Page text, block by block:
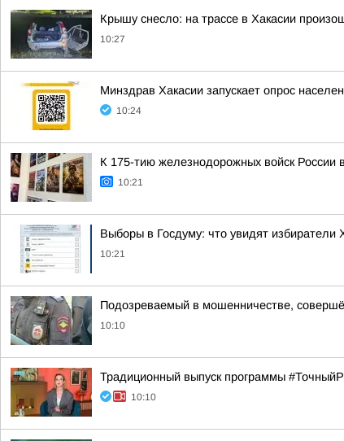
Крышу снесло: на трассе в Хакасии
10:27
Минздрав Хакасии запускает опрос
10:24
К 175-тию железнодорожных войск России
10:21
Выборы в Госдуму: что увидят избиратели
10:21
Подозреваемый в мошенничестве,
10:10
Традиционный выпуск программы
10:10